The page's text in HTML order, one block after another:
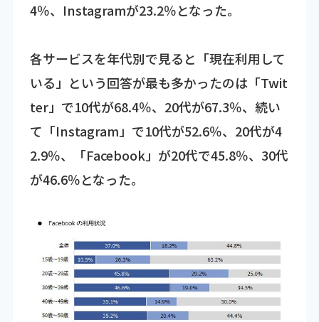
4％、Instagramが23.2％となった。
各サービスを年代別で見ると「現在利用して
いる」という回答が最も多かったのは「Twit
ter」で10代が68.4％、20代が67.3％、続い
て「Instagram」で10代が52.6％、20代が4
2.9％、「Facebook」が20代で45.8％、30代
が46.6％となった。